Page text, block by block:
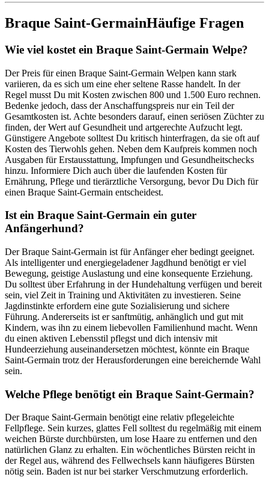
Braque Saint-GermainHäufige Fragen
Wie viel kostet ein Braque Saint-Germain Welpe?
Der Preis für einen Braque Saint-Germain Welpen kann stark
variieren, da es sich um eine eher seltene Rasse handelt. In der
Regel musst Du mit Kosten zwischen 800 und 1.500 Euro rechnen.
Bedenke jedoch, dass der Anschaffungspreis nur ein Teil der
Gesamtkosten ist. Achte besonders darauf, einen seriösen Züchter zu
finden, der Wert auf Gesundheit und artgerechte Aufzucht legt.
Günstigere Angebote solltest Du kritisch hinterfragen, da sie oft auf
Kosten des Tierwohls gehen. Neben dem Kaufpreis kommen noch
Ausgaben für Erstausstattung, Impfungen und Gesundheitschecks
hinzu. Informiere Dich auch über die laufenden Kosten für
Ernährung, Pflege und tierärztliche Versorgung, bevor Du Dich für
einen Braque Saint-Germain entscheidest.
Ist ein Braque Saint-Germain ein guter
Anfängerhund?
Der Braque Saint-Germain ist für Anfänger eher bedingt geeignet.
Als intelligenter und energiegeladener Jagdhund benötigt er viel
Bewegung, geistige Auslastung und eine konsequente Erziehung.
Du solltest über Erfahrung in der Hundehaltung verfügen und bereit
sein, viel Zeit in Training und Aktivitäten zu investieren. Seine
Jagdinstinkte erfordern eine gute Sozialisierung und sichere
Führung. Andererseits ist er sanftmütig, anhänglich und gut mit
Kindern, was ihn zu einem liebevollen Familienhund macht. Wenn
du einen aktiven Lebensstil pflegst und dich intensiv mit
Hundeerziehung auseinandersetzen möchtest, könnte ein Braque
Saint-Germain trotz der Herausforderungen eine bereichernde Wahl
sein.
Welche Pflege benötigt ein Braque Saint-Germain?
Der Braque Saint-Germain benötigt eine relativ pflegeleichte
Fellpflege. Sein kurzes, glattes Fell solltest du regelmäßig mit einem
weichen Bürste durchbürsten, um lose Haare zu entfernen und den
natürlichen Glanz zu erhalten. Ein wöchentliches Bürsten reicht in
der Regel aus, während des Fellwechsels kann häufigeres Bürsten
nötig sein. Baden ist nur bei starker Verschmutzung erforderlich.